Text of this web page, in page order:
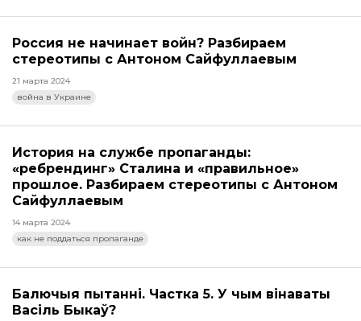
Россия не начинает войн? Разбираем
стереотипы с Антоном Сайфуллаевым
21 марта 2024
война в Украине
История на службе пропаганды:
«ребрендинг» Сталина и «правильное»
прошлое. Разбираем стереотипы с Антоном
Сайфуллаевым
14 марта 2024
как не поддаться пропаганде
Балючыя пытанні. Частка 5. У чым вінаваты
Васіль Быкаў?